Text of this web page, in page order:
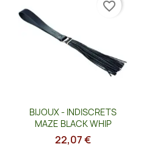
 Vista rápida
BIJOUX - INDISCRETS
MAZE BLACK WHIP
22,07 €
favorite_border